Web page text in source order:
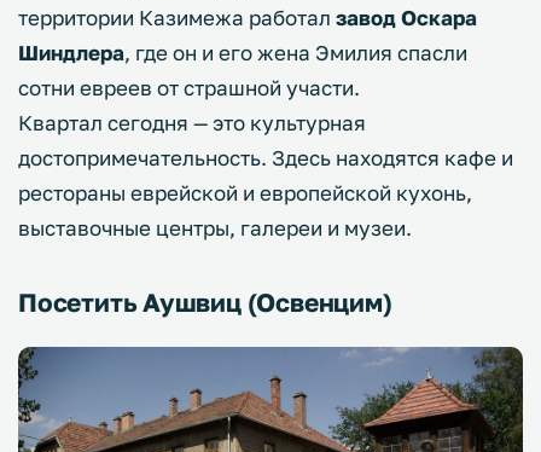
территории Казимежа работал завод Оскара
Шиндлера, где он и его жена Эмилия спасли
сотни евреев от страшной участи.
Квартал сегодня — это культурная
достопримечательность. Здесь находятся кафе и
рестораны еврейской и европейской кухонь,
выставочные центры, галереи и музеи.
Посетить Аушвиц (Освенцим)